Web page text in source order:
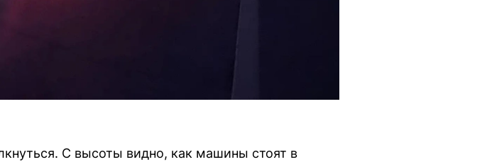
С высоты видно, как машины стоят в